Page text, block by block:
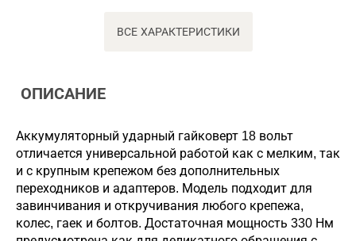
ВСЕ ХАРАКТЕРИСТИКИ
ОПИСАНИЕ
Аккумуляторный ударный гайковерт 18 вольт
отличается универсальной работой как с мелким, так
и с крупным крепежом без дополнительных
переходников и адаптеров. Модель подходит для
завинчивания и откручивания любого крепежа,
колес, гаек и болтов. Достаточная мощность 330 Нм